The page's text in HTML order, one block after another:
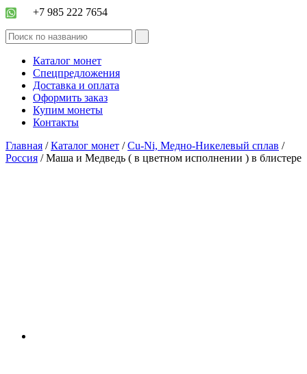
+7 985 222 7654
Каталог монет
Спецпредложения
Доставка и оплата
Оформить заказ
Купим монеты
Контакты
Главная /Каталог монет /Cu-Ni, Медно-Никелевый сплав /
Россия / Маша и Медведь ( в цветном исполнении ) в блистере